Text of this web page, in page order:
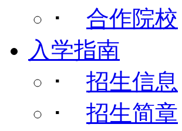
･ 合作院校
入学指南
･ 招生信息
･ 招生简章